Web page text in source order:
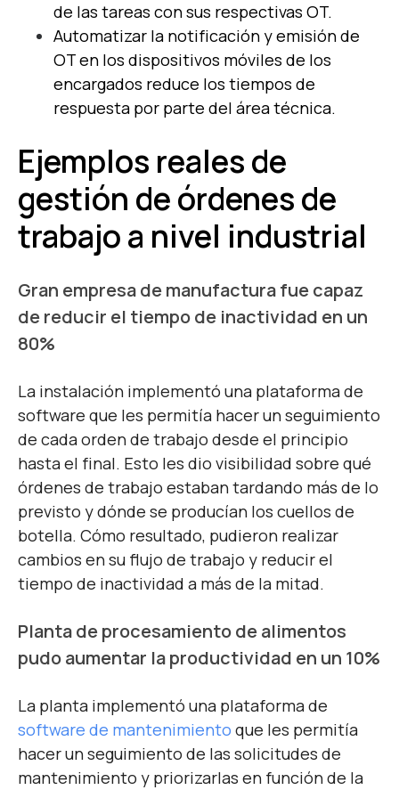
de las tareas con sus respectivas OT.
Automatizar la notificación y emisión de
OT en los dispositivos móviles de los
encargados reduce los tiempos de
respuesta por parte del área técnica.
Ejemplos reales de
gestión de órdenes de
trabajo a nivel industrial
Gran empresa de manufactura fue capaz
de reducir el tiempo de inactividad en un
80%
La instalación implementó una plataforma de
software que les permitía hacer unseguimiento
de cada orden de trabajo desde el principio
hasta el final. Esto les dio visibilidad sobre qué
órdenes de trabajo estaban tardando más de lo
previsto y dónde se producían los cuellos de
botella. Cómo resultado, pudieron realizar
cambios en su flujo de trabajo y reducir el
tiempo de inactividad a más de la mitad.
Planta de procesamiento de alimentos
pudo aumentar la productividad en un 10%
La planta implementó una plataforma de
software de mantenimiento que les permitía
hacer un seguimiento de las solicitudes de
mantenimiento y priorizarlas en función de la